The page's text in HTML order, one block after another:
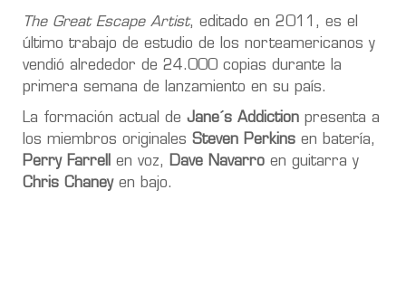
The Great Escape Artist, editado en 2011, es el
último trabajo de estudio de los norteamericanos y
vendió alrededor de 24.000 copias durante la
primera semana de lanzamiento en su país.
La formación actual de Jane´s Addiction presenta a
los miembros originales Steven Perkins en batería,
Perry Farrell
en voz, Dave Navarro en guitarra y
Chris Chaneyen bajo.